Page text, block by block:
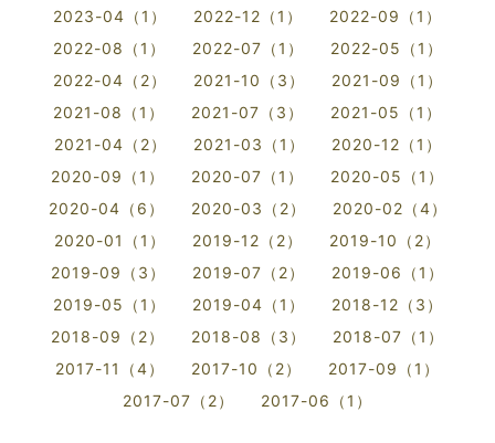
2023-04（1）
2022-12（1）
2022-09（1）
2022-08（1）
2022-07（1）
2022-05（1）
2022-04（2）
2021-10（3）
2021-09（1）
2021-08（1）
2021-07（3）
2021-05（1）
2021-04（2）
2021-03（1）
2020-12（1）
2020-09（1）
2020-07（1）
2020-05（1）
2020-04（6）
2020-03（2）
2020-02（4）
2020-01（1）
2019-12（2）
2019-10（2）
2019-09（3）
2019-07（2）
2019-06（1）
2019-05（1）
2019-04（1）
2018-12（3）
2018-09（2）
2018-08（3）
2018-07（1）
2017-11（4）
2017-10（2）
2017-09（1）
2017-07（2）
2017-06（1）